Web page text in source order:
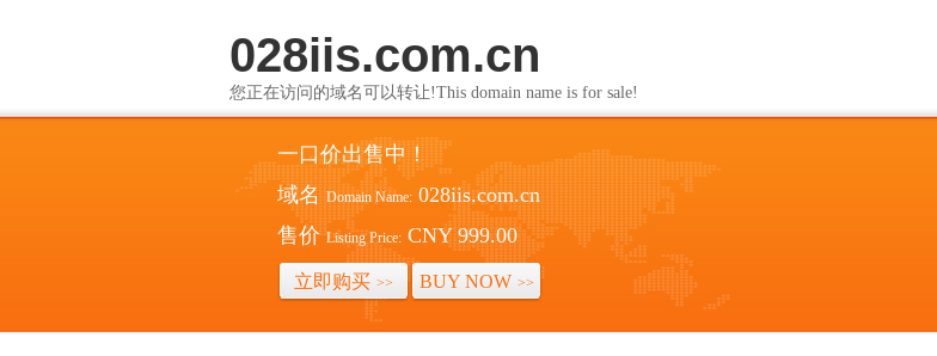
028iis.com.cn
您正在访问的域名可以转让!This domain name is for sale!
一口价出售中！
域名 Domain Name: 028iis.com.cn
售价 Listing Price: CNY 999.00
立即购买 >> BUY NOW >>